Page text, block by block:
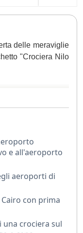
delle meraviglie
"Crociera Nilo
un museo a cielo
crociera che ti
Nilo.
di visitare
dell’Egitto: la
e all'aeroporto
aeroporti di
con prima
crociera sul